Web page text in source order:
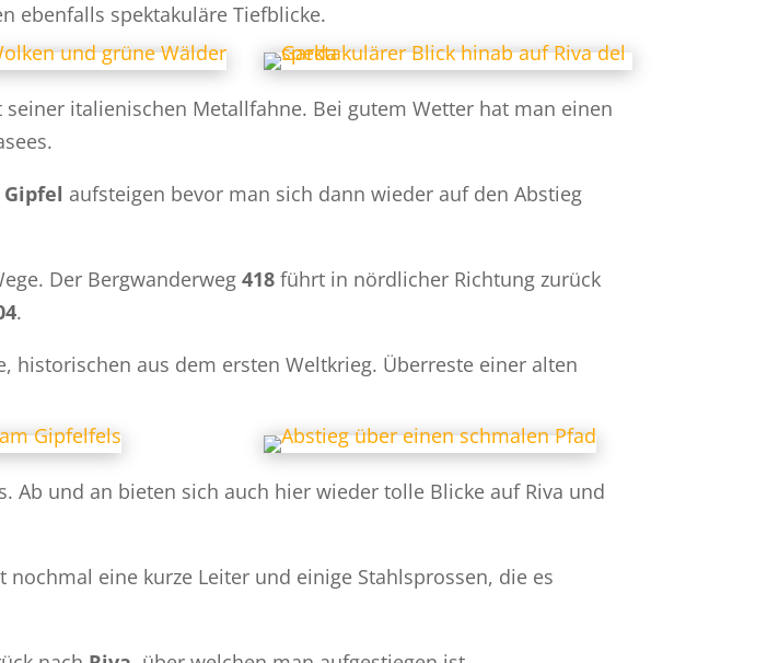
ebenfalls spektakuläre Tiefblicke.
seiner italienischen Metallfahne. Bei gutem Wetter hat man einen
aufsteigen bevor man sich dann wieder auf den Abstieg
Der Bergwanderweg418 führt in nördlicher Richtung zurück
.
historischen aus dem ersten Weltkrieg. Überreste einer alten
Ab und an bieten sich auch hier wieder tolle Blicke auf Riva und
nochmal eine kurze Leiter und einige Stahlsprossen, die es